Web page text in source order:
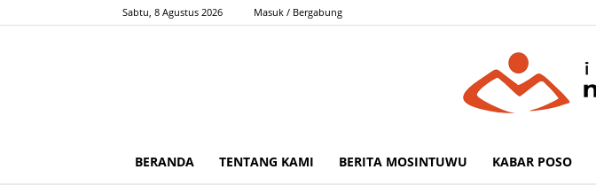
Sabtu, 8 Agustus 2026 Masuk / Bergabung
BERANDA TENTANG KAMI BERITA MOSINTUWU KABAR POSO